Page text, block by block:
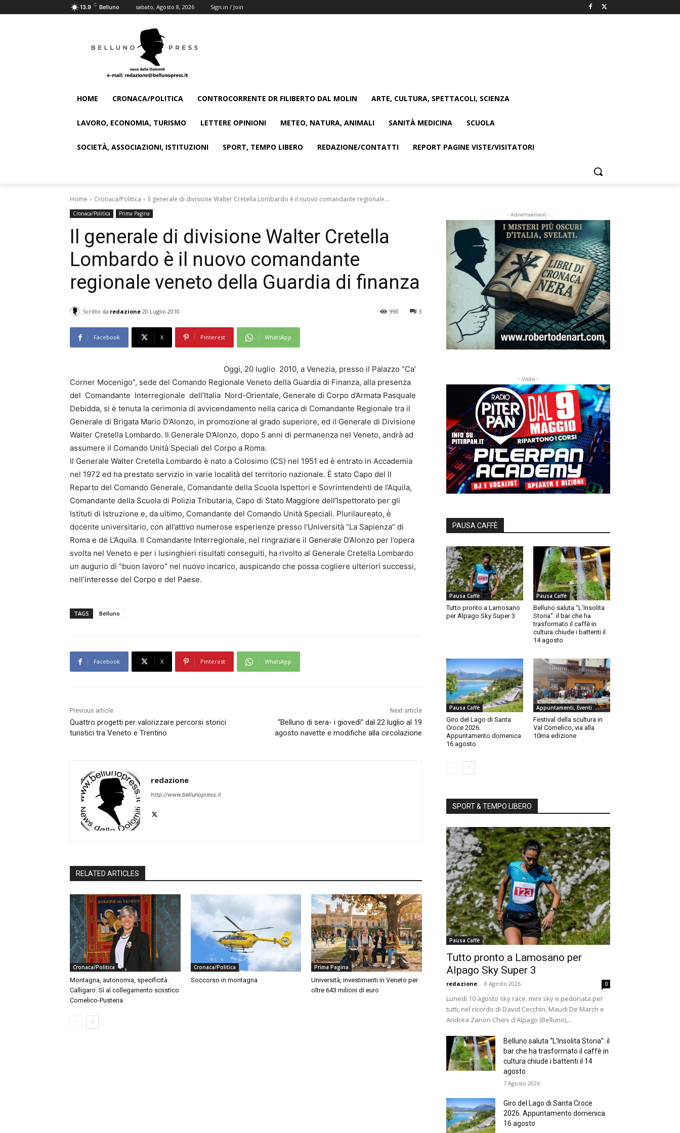
13.9 C Belluno sabato, Agosto 8, 2026 Sign in / Join
HOME CRONACA/POLITICA CONTROCORRENTE DR FILIBERTO DAL MOLIN ARTE, CULTURA, SPETTACOLI, SCIENZA
LAVORO, ECONOMIA, TURISMO LETTERE OPINIONI METEO, NATURA, ANIMALI SANITÀ MEDICINA SCUOLA
SOCIETÀ, ASSOCIAZIONI, ISTITUZIONI SPORT, TEMPO LIBERO REDAZIONE/CONTATTI REPORT PAGINE VISTE/VISITATORI
Home Cronaca/Politica Il generale di divisione Walter Cretella Lombardo è il nuovo comandante regionale...
Cronaca/Politica Prima Pagina
Il generale di divisione Walter Cretella
Lombardo è il nuovo comandante
regionale veneto della Guardia di finanza
Scritto da redazione 20 Luglio 2010 3
990
Facebook X Pinterest WhatsApp
Oggi, 20 luglio 2010, a Venezia, presso il Palazzo “Ca’
Corner Mocenigo”, sede del Comando Regionale Veneto della Guardia di Finanza, alla presenza
del Comandante Interregionale dell’Italia Nord-Orientale, Generale di Corpo d’Armata Pasquale
Debidda, si è tenuta la cerimonia di avvicendamento nella carica di Comandante Regionale tra il
Generale di Brigata Mario D’Alonzo, in promozione al grado superiore, ed il Generale di Divisione
Walter Cretella Lombardo. Il Generale D’Alonzo, dopo 5 anni di permanenza nel Veneto, andrà ad
assumere il Comando Unità Speciali del Corpo a Roma.
Il Generale Walter Cretella Lombardo è nato a Colosimo (CS) nel 1951 ed è entrato in Accademia
nel 1972 ed ha prestato servizio in varie località del territorio nazionale. È stato Capo del II
Reparto del Comando Generale, Comandante della Scuola Ispettori e Sovrintendenti de l’Aquila,
Comandante della Scuola di Polizia Tributaria, Capo di Stato Maggiore dell’Ispettorato per gli
Istituti di Istruzione e, da ultimo, Comandante del Comando Unità Speciali. Plurilaureato, è
docente universitario, con all’attivo numerose esperienze presso l’Università “La Sapienza” di
Roma e de L’Aquila. Il Comandante Interregionale, nel ringraziare il Generale D’Alonzo per l’opera
svolta nel Veneto e per i lusinghieri risultati conseguiti, ha rivolto al Generale Cretella Lombardo
un augurio di “buon lavoro” nel nuovo incarico, auspicando che possa cogliere ulteriori successi,
nell’interesse del Corpo e del Paese.
TAGS Belluno
Facebook X Pinterest WhatsApp
Previous article
Quattro progetti per valorizzare percorsi storici
turistici tra Veneto e Trentino
Next article
“Belluno di sera- i giovedì” dal 22 luglio al 19
agosto navette e modifiche alla circolazione
redazione
http://www.bellunopress.it
RELATED ARTICLES
Cronaca/Politica
Montagna, autonomia, specificità.
Calligaro: Sì al collegamento sciistico
Comelico-Pusteria
Cronaca/Politica
Soccorso in montagna
Prima Pagina
Università, investimenti in Veneto per
oltre 643 milioni di euro
- Advertisement -
- Visite -
PAUSA CAFFÈ
Pausa Caffè
Tutto pronto a Lamosano
per Alpago Sky Super 3
Pausa Caffè
Belluno saluta “L’Insolita
Storia”: il bar che ha
trasformato il caffè in
cultura chiude i battenti il
14 agosto
Pausa Caffè
Giro del Lago di Santa
Croce 2026.
Appuntamento domenica
16 agosto
Appuntamenti, Eventi
Festival della scultura in
Val Comelico, via alla
10ma edizione
SPORT & TEMPO LIBERO
Pausa Caffè
Tutto pronto a Lamosano per
Alpago Sky Super 3
redazione - 8 Agosto 2026 0
Lunedì 10 agosto sky race, mini sky e pedonata per
tutti, nel ricordo di David Cecchin, Maudi De March e
Andrea Zanon Chies d'Alpago (Belluno),...
Belluno saluta “L’Insolita Storia”: il
bar che ha trasformato il caffè in
cultura chiude i battenti il 14
agosto
7 Agosto 2026
Giro del Lago di Santa Croce
2026. Appuntamento domenica
16 agosto